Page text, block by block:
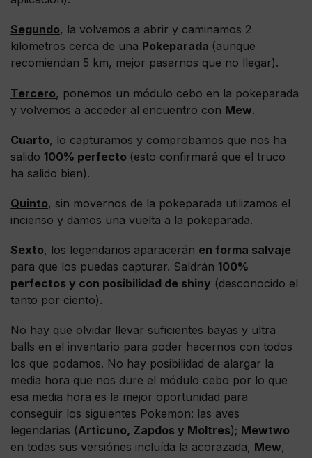
Segundo, la volvemos a abrir y caminamos 2
kilometros cerca de una Pokeparada (aunque
recomiendan 5 km, mejor pasarnos que no llegar).
Tercero, ponemos un módulo cebo en la pokeparada
y volvemos a acceder al encuentro con Mew.
Cuarto, lo capturamos y comprobamos que nos ha
salido 100% perfecto (esto confirmará que el truco
ha salido bien).
Quinto, sin movernos de la pokeparada utilizamos el
incienso y damos una vuelta a la pokeparada.
Sexto, los legendarios aparacerán en forma salvaje
para que los puedas capturar. Saldrán 100%
perfectos y con posibilidad de shiny (desconocido el
tanto por ciento).
No hay que olvidar llevar suficientes bayas y ultra
balls en el inventario para poder hacernos con todos
los que podamos. No hay posibilidad de alargar la
media hora que nos dure el módulo cebo por lo que
esa media hora es la mejor oportunidad para
conseguir los siguientes Pokemon: las aves
legendarias (Articuno, Zapdos y Moltres); Mewtwo
en todas sus versiónes incluída la acorazada, Mew,